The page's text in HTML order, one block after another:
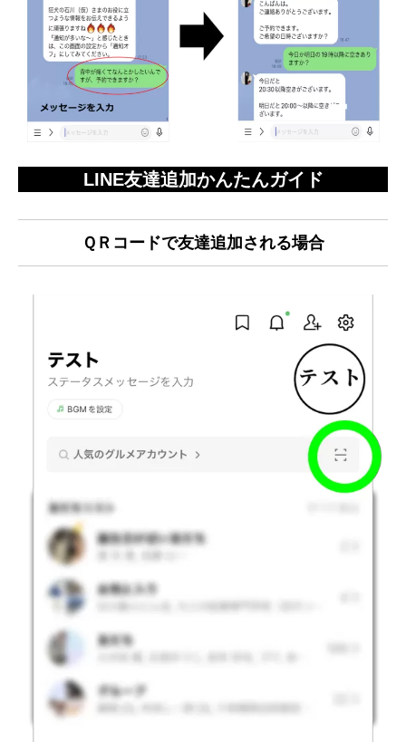
LINE友達追加かんたんガイド
ＱＲコードで友達追加される場合